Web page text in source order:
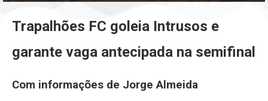
Trapalhões FC goleia Intrusos e
garante vaga antecipada na semifinal
Com informações de Jorge Almeida